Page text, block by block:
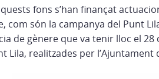
fons s’han finançat
com són la campanya del Punt
de gènere que va tenir lloc el
Lila, realitzades per l’Ajuntament